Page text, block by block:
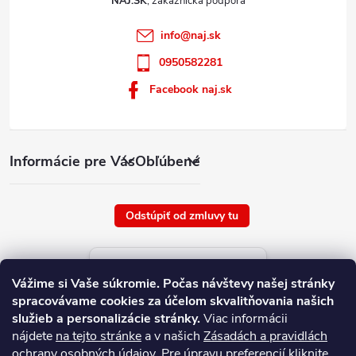
Vážime si Vaše súkromie. Počas návštevy našej stránky
spracovávame cookies za účelom skvalitňovania našich
služieb a personalizácie stránky.Viac informácii
nájdete na tejto stránke a v našich Zásadách a pravidlách
Informácie pre VásObľúbené
info@naj.sk
0950582281
Facebook naj.sk
Odstúpiť od zmluvy tu
Aktuálne ceny tovaru
platné od : 10/8/2026